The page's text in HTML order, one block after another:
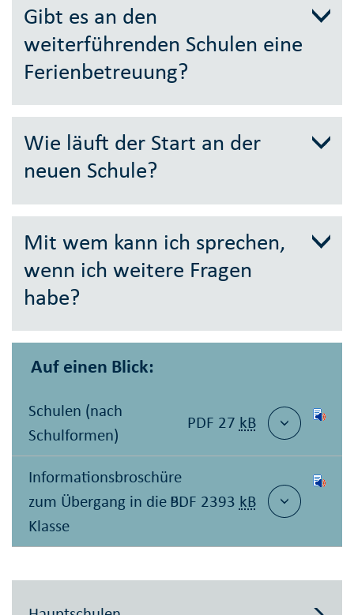
Gibt es an den
weiterführenden Schulen eine
Ferienbetreuung?
Wie läuft der Start an der
neuen Schule?
Mit wem kann ich sprechen,
wenn ich weitere Fragen
habe?
Auf einen Blick:
Schulen (nach
Schulformen)
PDF 27 kB
Informationsbroschüre
zum Übergang in die 5.
Klasse
PDF 2393 kB